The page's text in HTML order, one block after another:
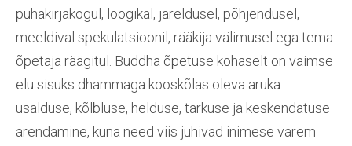
pühakirjakogul, loogikal, järeldusel, põhjendusel,
meeldival spekulatsioonil, rääkija välimusel ega tema
õpetaja räägitul. Buddha õpetuse kohaselt on vaimse
elu sisuks dhammaga kooskõlas oleva aruka
usalduse, kõlbluse, helduse, tarkuse ja keskendatuse
arendamine, kuna need viis juhivad inimese varem